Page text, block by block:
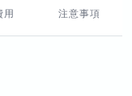
用 注意事項